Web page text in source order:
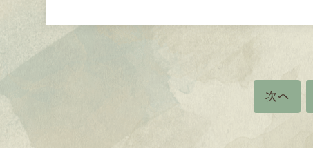
次へ